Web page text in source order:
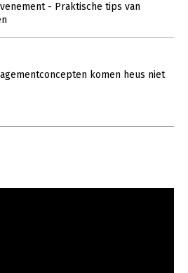
- Praktische tips van
komen heus niet